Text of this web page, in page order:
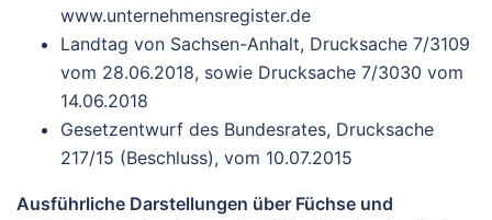
www.unternehmensregister.de
Landtag von Sachsen-Anhalt, Drucksache 7/3109
vom 28.06.2018, sowie Drucksache 7/3030 vom
14.06.2018
Gesetzentwurf des Bundesrates, Drucksache
217/15 (Beschluss), vom 10.07.2015
Ausführliche Darstellungen über Füchse und